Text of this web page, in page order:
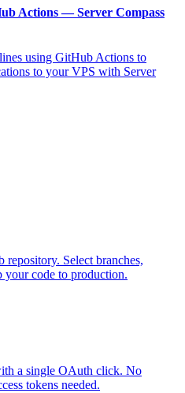
Actions — Server Compass
using GitHub Actions to
to your VPS with Server
Select branches,
your code to production.
a single OAuth click. No
tokens needed.